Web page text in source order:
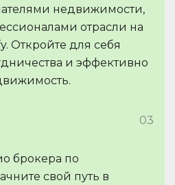
недвижимости,
отрасли на
Откройте для себя
и эффективно
03
брокера по
свой путь в